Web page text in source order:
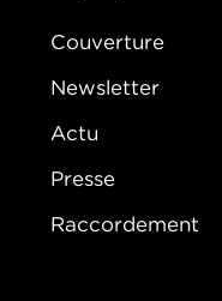
Couverture
Newsletter
Actu
Presse
Raccordement